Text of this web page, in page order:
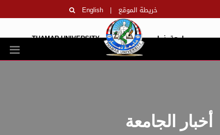
خريطة الموقع |
English
جامعة ذمار THAMAR UNIVERSITY
أخبار الجامعة